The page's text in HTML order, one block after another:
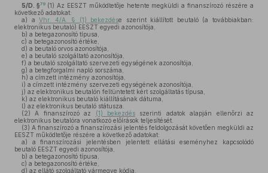
5/D. §79 (1) Az EESZT működtetője hetente megküldi a finanszírozó részére a
következő adatokat:
a) aVhr. 4/A. § (1) bekezdése szerint kiállított beutaló (a továbbiakban:
elektronikus beutaló) EESZT egyedi azonosítója,
b) a betegazonosító típusa,
c) a betegazonosító értéke,
d) a beutaló orvos azonosítója,
e) a beutaló szolgáltató azonosítója,
f) a beutaló szolgáltató szervezeti egységének azonosítója,
g) a betegforgalmi napló sorszáma,
h) a címzett intézmény azonosítója,
i) a címzett intézmény szervezeti egységének azonosítója,
j) az elektronikus beutalón feltüntetett kért szolgáltatás típusa,
k) az elektronikus beutaló kiállításának dátuma,
l) az elektronikus beutaló státusza.
(2) A finanszírozó az (1) bekezdés szerinti adatok alapján ellenőrzi az
elektronikus beutalóra vonatkozó előírások teljesítését.
(3) A finanszírozó a finanszírozási jelentés feldolgozását követően megküldi az
EESZT működtetője részére a következő adatokat:
a) a finanszírozási jelentésben jelentett ellátási eseményhez kapcsolódó
beutaló EESZT egyedi azonosítója,
b) a betegazonosító típusa,
c) a betegazonosító értéke,
d) az ellátó szolgáltató vármegye kódja,